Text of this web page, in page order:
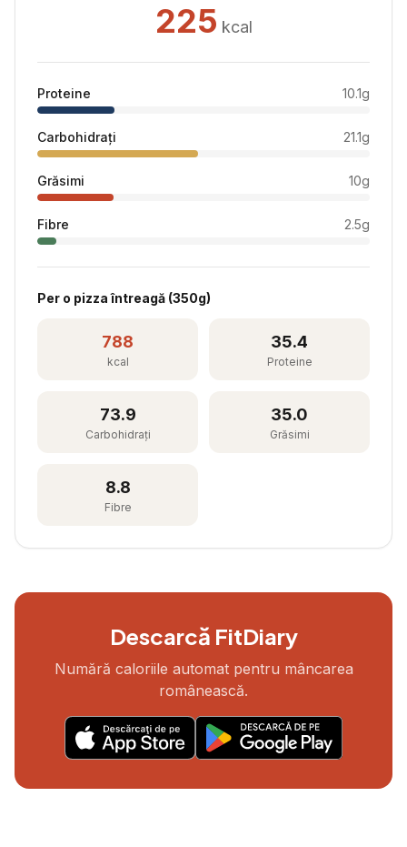
225 kcal
Proteine 10.1g
Carbohidrați 21.1g
Grăsimi 10g
Fibre 2.5g
Per o pizza întreagă (350g)
788
kcal
35.4
Proteine
73.9
Carbohidrați
35.0
Grăsimi
8.8
Fibre
Descarcă FitDiary
Numără caloriile automat pentru mâncarea
românească.